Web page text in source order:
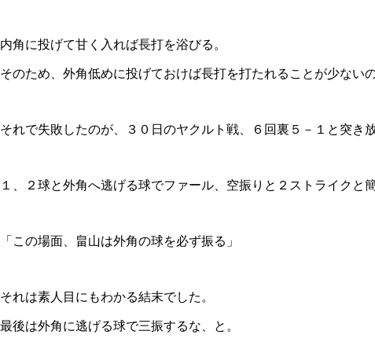
内角に投げて甘く入れば長打を浴びる。
そのため、外角低めに投げておけば長打を打たれることが少ない
それで失敗したのが、３０日のヤクルト戦、６回裏５－１と突き
１、２球と外角へ逃げる球でファール、空振りと２ストライクと
「この場面、畠山は外角の球を必ず振る」
それは素人目にもわかる結末でした。
最後は外角に逃げる球で三振するな、と。